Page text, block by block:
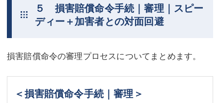
５ 損害賠償命令手続｜審理｜スピー
ディー＋加害者との対面回避
損害賠償命令の審理プロセスについてまとめます。
＜損害賠償命令手続｜審理＞